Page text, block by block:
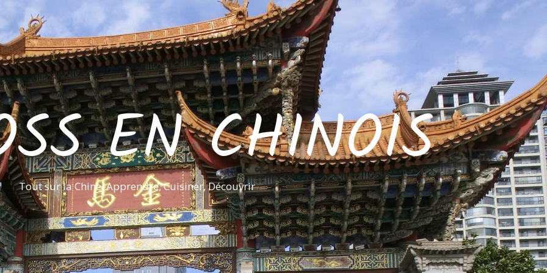
EN CHINOIS
Tout sur la Chine, Apprendre, Cuisiner, Découvrir